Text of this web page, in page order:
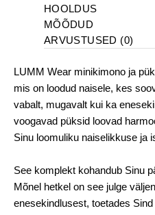
HOOLDUS
MÕÕDUD
ARVUSTUSED (0)
LUMM Wear minikimono ja
mis on loodud naisele, kes
vabalt, mugavalt kui ka
voogavad püksid loovad
Sinu loomuliku naiselikkuse ja
See komplekt kohandub Sinu
Mõnel hetkel on see julge
enesekindlusest, toetades